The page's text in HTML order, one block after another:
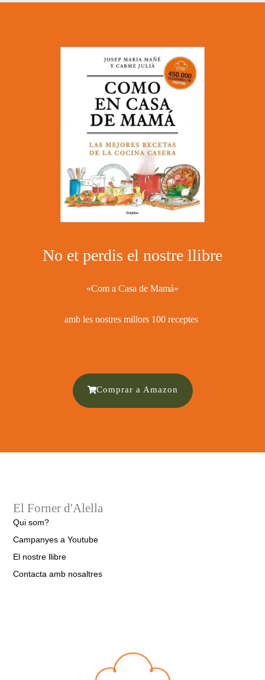
No et perdis el nostre llibre
«Com a Casa de Mamá»
amb les nostres millors 100 receptes ​
Comprar a Amazon
El Forner d'Alella
Qui som?
Campanyes a Youtube
El nostre llibre
Contacta amb nosaltres